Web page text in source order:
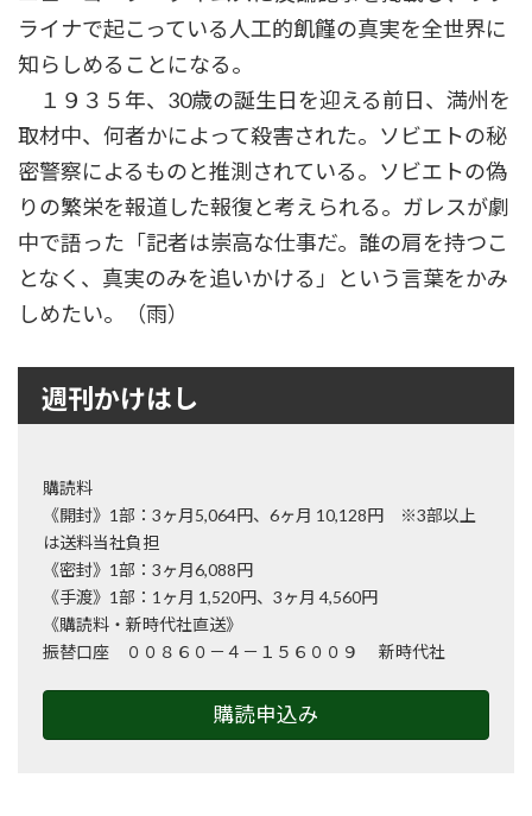
ライナで起こっている人工的飢饉の真実を全世界に
知らしめることになる。
１９３５年、30歳の誕生日を迎える前日、満州を
取材中、何者かによって殺害された。ソビエトの秘
密警察によるものと推測されている。ソビエトの偽
りの繁栄を報道した報復と考えられる。ガレスが劇
中で語った「記者は崇高な仕事だ。誰の肩を持つこ
となく、真実のみを追いかける」という言葉をかみ
しめたい。（雨）
週刊かけはし
購読料
《開封》1部：3ヶ月5,064円、6ヶ月 10,128円 ※3部以上
は送料当社負担
《密封》1部：3ヶ月6,088円
《手渡》1部：1ヶ月 1,520円、3ヶ月 4,560円
《購読料・新時代社直送》
振替口座 ００８６０－４－１５６００９ 新時代社
購読申込み